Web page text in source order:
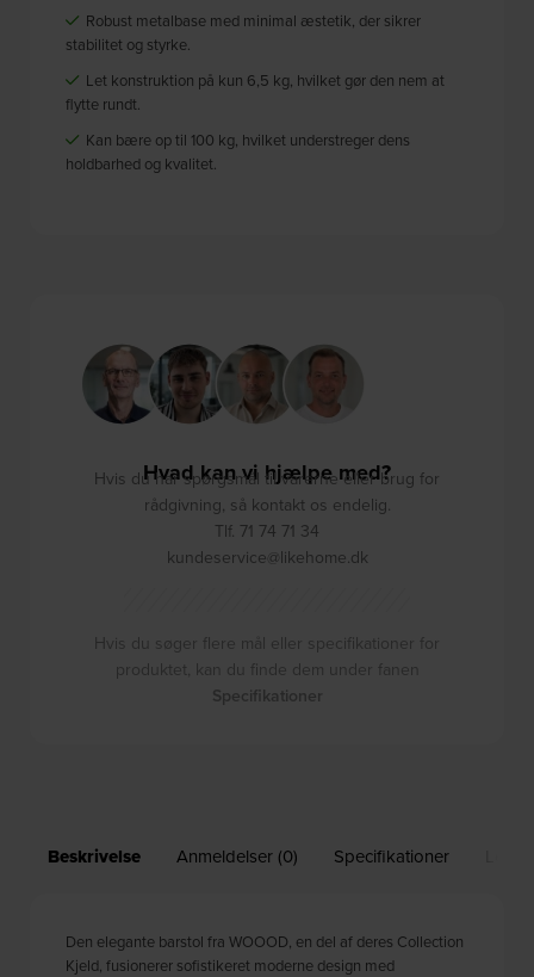
Beskrivelse Anmeldelser (0) Specifikationer
Den elegante barstol fra WOOOD, en del af deres Collection
Kjeld, fusionerer sofistikeret moderne design med
Robust metalbase med minimal æstetik, der sikrer
stabilitet og styrke.
Let konstruktion på kun 6,5 kg, hvilket gør den nem at
flytte rundt.
Kan bære op til 100 kg, hvilket understreger dens
holdbarhed og kvalitet.
Hvad kan vi hjælpe med?
Hvis du har spørgsmål til varerne eller brug for
rådgivning, så kontakt os endelig.
Tlf. 71 74 71 34
kundeservice@likehome.dk
Hvis du søger flere mål eller specifikationer for
produktet, kan du finde dem under fanen
Specifikationer